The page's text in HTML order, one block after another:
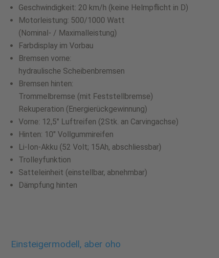
Geschwindigkeit: 20 km/h (keine Helmpflicht in D)
Motorleistung: 500/1000 Watt
(Nominal- / Maximalleistung)
Farbdisplay im Vorbau
Bremsen vorne:
hydraulische Scheibenbremsen
Bremsen hinten:
Trommelbremse (mit Feststellbremse)
Rekuperation (Energierückgewinnung)
Vorne: 12,5″ Luftreifen (2Stk. an Carvingachse)
Hinten: 10″ Vollgummireifen
Li-Ion-Akku (52 Volt; 15Ah, abschliessbar)
Trolleyfunktion
Satteleinheit (einstellbar, abnehmbar)
Dämpfung hinten
Einsteigermodell, aber oho